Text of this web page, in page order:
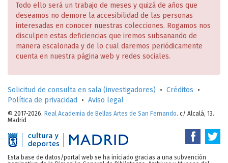
Todo ello será un trabajo de meses y quizá de años que
deseamos no demore la accesibilidad de las personas
interesadas en conocer nuestras colecciones. Rogamos nos
disculpen estas deficiencias que iremos subsanando de
manera escalonada y de lo cual daremos periódicamente
cuenta en nuestra página web y redes sociales.
Solicitud de consulta en sala (investigadores) • Créditos •
Política de privacidad
• Aviso legal
© 2017-2026. Real Academia de Bellas Artes de San Fernando. c/ Alcalá, 13.
Madrid
Esta base de datos/portal web se ha iniciado gracias a una subvención